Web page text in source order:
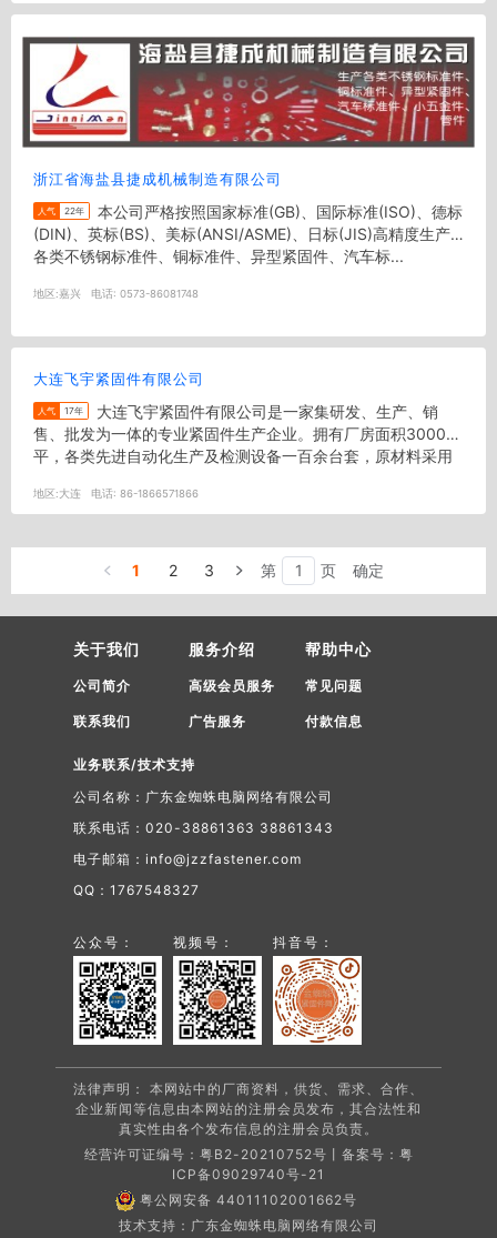
浙江省海盐县捷成机械制造有限公司
人气 22年
(DIN)、英标(BS)、美标(ANSI/ASME)、日标(JIS)高精度生产
各类不锈钢标准件、铜标准件、异型紧固件、汽车标...
地区:嘉兴 电话: 0573-86081748
大连飞宇紧固件有限公司
人气 17年
售、批发为一体的专业紧固件生产企业。拥有厂房面积3000余
平，各类先进自动化生产及检测设备一百余台套，原材料采用
地区:大连 电话: 86-1866571866
1 2 3 第 页 确定
关于我们
公司简介
联系我们
服务介绍
高级会员服务
广告服务
帮助中心
常见问题
付款信息
业务联系/技术支持
公司名称：广东金蜘蛛电脑网络有限公司
联系电话：020-38861363 38861343
电子邮箱：info@jzzfastener.com
QQ：1767548327
公众号： 视频号： 抖音号：
法律声明： 本网站中的厂商资料，供货、需求、合作、
企业新闻等信息由本网站的注册会员发布，其合法性和
真实性由各个发布信息的注册会员负责。
经营许可证编号：粤B2-20210752号丨备案号： 粤
ICP备09029740号-21
粤公网安备 44011102001662号
技术支持：广东金蜘蛛电脑网络有限公司